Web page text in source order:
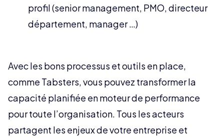
profil (senior management, PMO, directeur
département, manager …)
Avec les bons processus et outils en place,
comme Tabsters, vous pouvez transformer la
capacité planifiée en moteur de performance
pour toute l’organisation. Tous les acteurs
partagent les enjeux de votre entreprise et